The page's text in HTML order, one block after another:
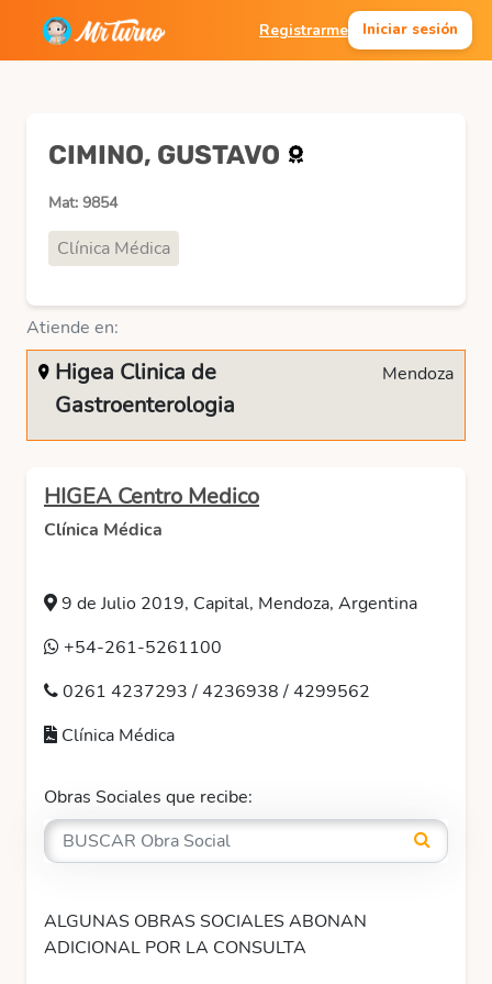
Registrarme Iniciar sesión
CIMINO, GUSTAVO
Mat: 9854
Clínica Médica
Atiende en:
Higea Clinica de
Gastroenterologia
Mendoza
HIGEA Centro Medico
Clínica Médica
9 de Julio 2019, Capital, Mendoza, Argentina
+54-261-5261100
0261 4237293 / 4236938 / 4299562
Clínica Médica
Obras Sociales que recibe:
ALGUNAS OBRAS SOCIALES ABONAN
ADICIONAL POR LA CONSULTA